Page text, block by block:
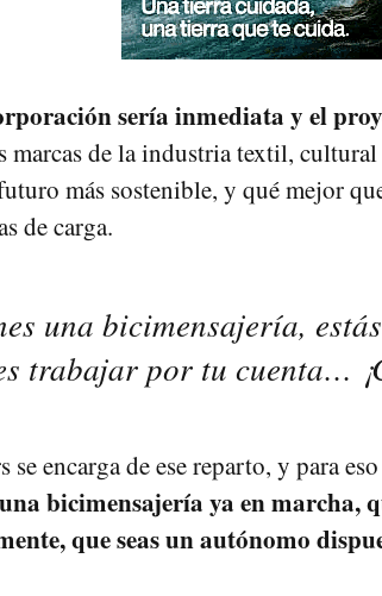
sería inmediata y el
marcas de la industria textil,
más sostenible, y qué mejor
de carga.
una bicimensajería,
trabajar por tu cuenta…
se encarga de ese reparto, y para
bicimensajería ya en marcha,
que seas un autónomo